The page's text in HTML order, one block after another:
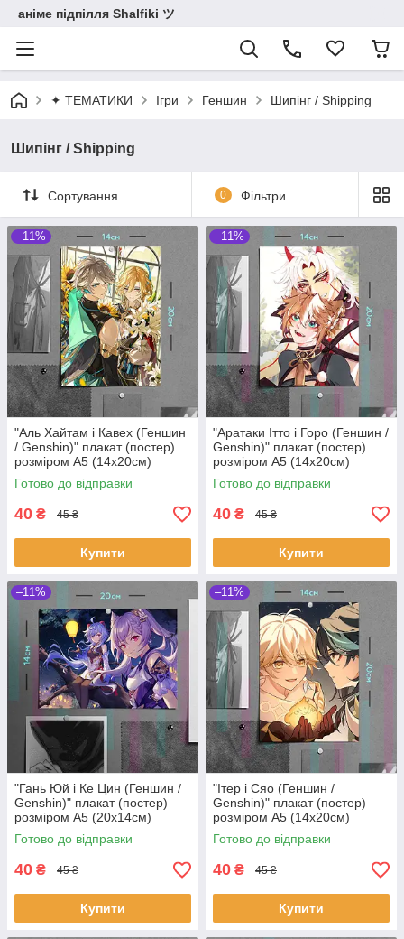
аніме підпілля Shalfiki ツ
✦ ТЕМАТИКИ Ігри Геншин Шипінг / Shipping
Шипінг / Shipping
Сортування 0 Фільтри
–11%
"Аль Хайтам і Кавех (Геншин
/ Genshin)" плакат (постер)
розміром А5 (14х20см)
Готово до відправки
40 ₴ 45 ₴
Купити
–11%
"Аратаки Ітто і Горо (Геншин /
Genshin)" плакат (постер)
розміром А5 (14х20см)
Готово до відправки
40 ₴ 45 ₴
Купити
–11%
"Гань Юй і Ке Цин (Геншин /
Genshin)" плакат (постер)
розміром А5 (20х14см)
Готово до відправки
40 ₴ 45 ₴
Купити
–11%
"Iтер і Сяо (Геншин /
Genshin)" плакат (постер)
розміром А5 (14х20см)
Готово до відправки
40 ₴ 45 ₴
Купити